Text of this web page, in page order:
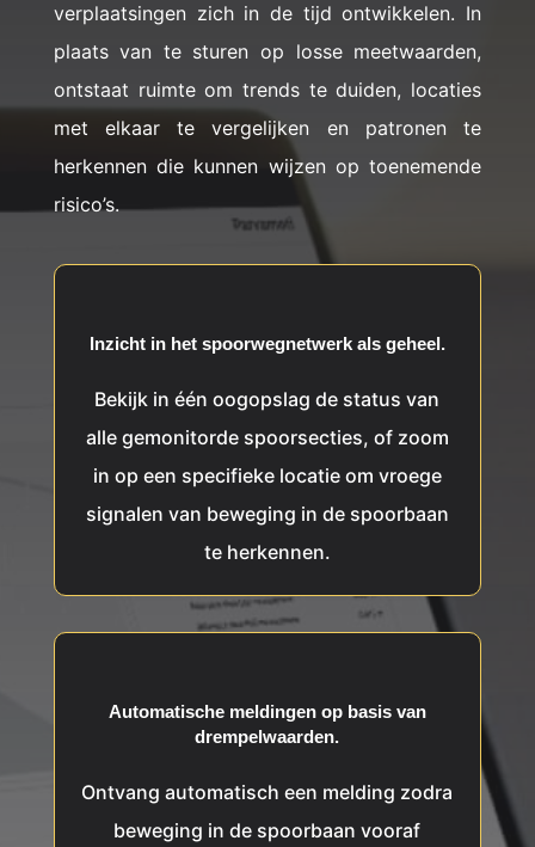
verplaatsingen zich in de tijd ontwikkelen. In
plaats van te sturen op losse meetwaarden,
ontstaat ruimte om trends te duiden, locaties
met elkaar te vergelijken en patronen te
herkennen die kunnen wijzen op toenemende
risico’s.
Inzicht in het spoorwegnetwerk als geheel.
Bekijk in één oogopslag de status van
alle gemonitorde spoorsecties, of zoom
in op een specifieke locatie om vroege
signalen van beweging in de spoorbaan
te herkennen.
Automatische meldingen op basis van
drempelwaarden.
Ontvang automatisch een melding zodra
beweging in de spoorbaan vooraf